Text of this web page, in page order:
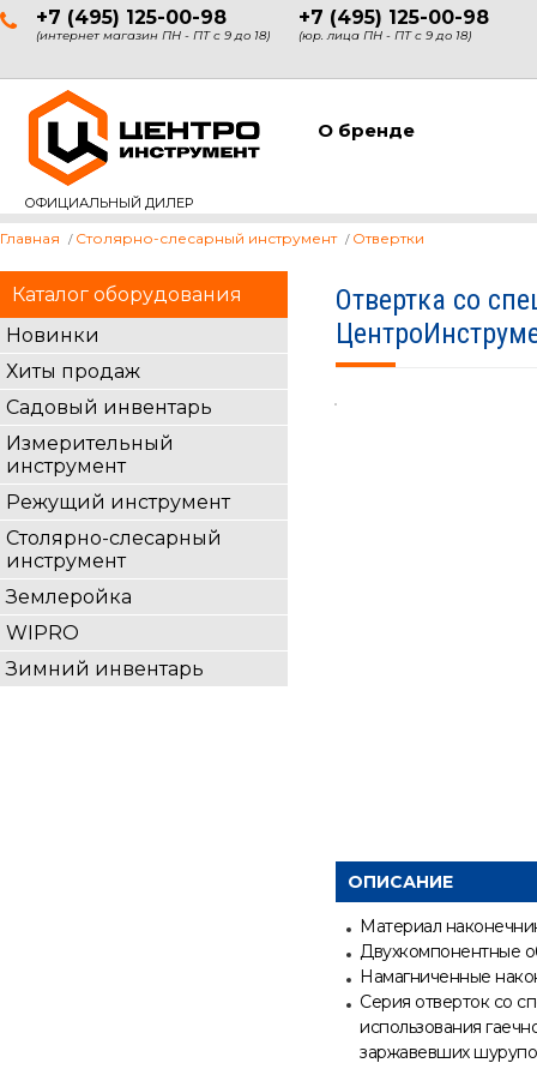
+7 (495) 125-00-98
(интернет магазин ПН - ПТ с 9 до 18)
+7 (495) 125-00-98
(юр. лица ПН - ПТ с 9 до 18)
ОФИЦИАЛЬНЫЙ ДИЛЕР
О бренде
Каталог оборудования
Новинки
Хиты продаж
Садовый инвентарь
Измерительный
инструмент
Режущий инструмент
Столярно-слесарный
инструмент
Землеройка
WIPRO
Зимний инвентарь
Главная Столярно-слесарный инструмент Отвертки
Отвертка со
ОПИСАНИЕ
Материал
Двухкомпонентные
Намагниченные
Серия отверток со
использования
заржавевших